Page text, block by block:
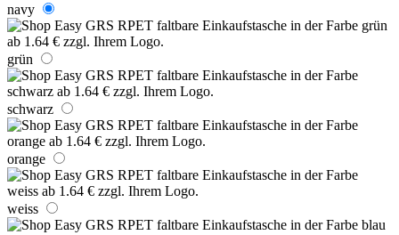
navy
grün
schwarz
orange
weiss